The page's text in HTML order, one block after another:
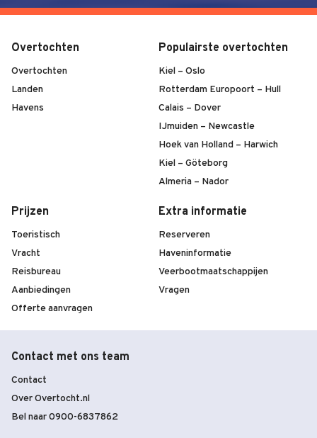
Overtochten
Overtochten
Landen
Havens
Populairste overtochten
Kiel – Oslo
Rotterdam Europoort – Hull
Calais – Dover
IJmuiden – Newcastle
Hoek van Holland – Harwich
Kiel – Göteborg
Almeria – Nador
Prijzen
Toeristisch
Vracht
Reisbureau
Aanbiedingen
Offerte aanvragen
Extra informatie
Reserveren
Haveninformatie
Veerbootmaatschappijen
Vragen
Contact met ons team
Contact
Over Overtocht.nl
Bel naar 0900-6837862